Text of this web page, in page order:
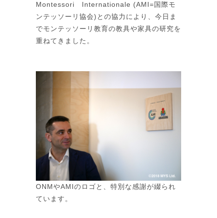
Montessori Internationale (AMI=国際モ
ンテッソーリ協会)との協力により、今日ま
でモンテッソーリ教育の教具や家具の研究を
重ねてきました。
ONMやAMIのロゴと、特別な感謝が綴られ
ています。